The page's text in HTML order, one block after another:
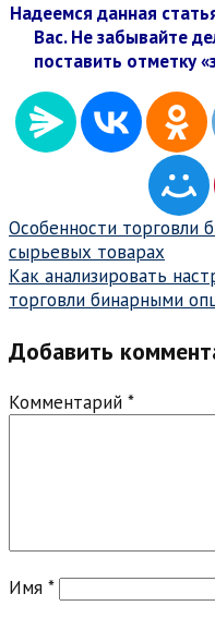
Надеемся данная
Вас. Не забывайте
поставить отметку
Навигация
по
записям
Особенности торговли
сырьевых товарах
Как анализировать
торговли бинарными
Добавить
Комментарий *
Имя *